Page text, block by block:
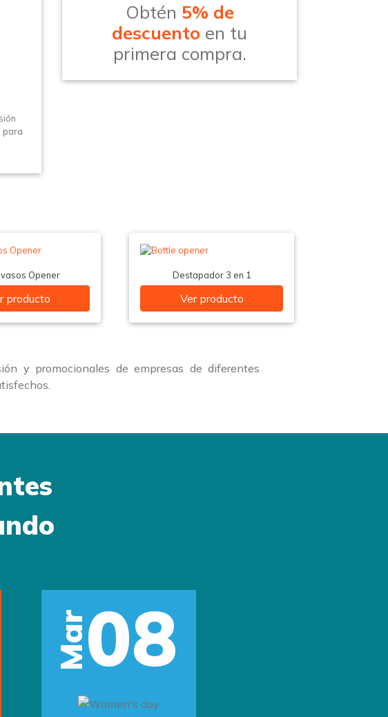
para
Obtén 5% de
descuento en tu
primera compra.
Opener
producto
Destapador 3 en 1
Ver producto
y promocionales de empresas de diferentes
Mar08